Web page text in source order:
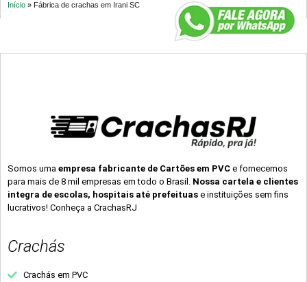
Início » Fábrica de crachas em Irani SC
Somos uma empresa fabricante de Cartões em PVC e fornecemos
para mais de 8 mil empresas em todo o Brasil. Nossa cartela e clientes
integra de escolas, hospitais até prefeituas e instituições sem fins
lucrativos! Conheça a CrachasRJ
Crachás
Crachás em PVC